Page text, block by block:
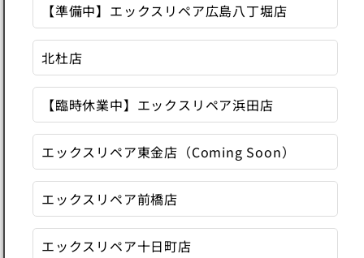
【準備中】エックスリペア広島八丁堀店
北杜店
【臨時休業中】エックスリペア浜田店
エックスリペア東金店（Coming Soon）
エックスリペア前橋店
エックスリペア十日町店